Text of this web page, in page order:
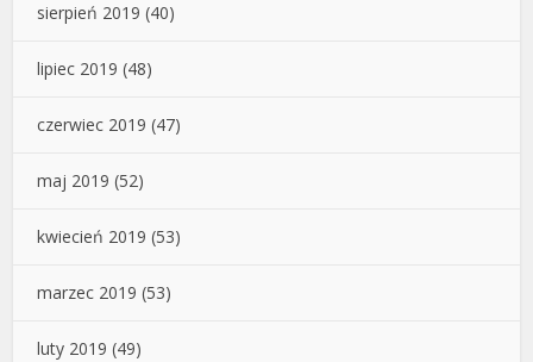
sierpień 2019 (40)
lipiec 2019 (48)
czerwiec 2019 (47)
maj 2019 (52)
kwiecień 2019 (53)
marzec 2019 (53)
luty 2019 (49)